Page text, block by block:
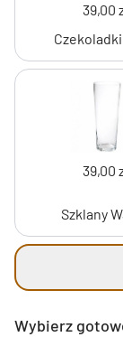
39,00
39,00
Szklany
Wybierz